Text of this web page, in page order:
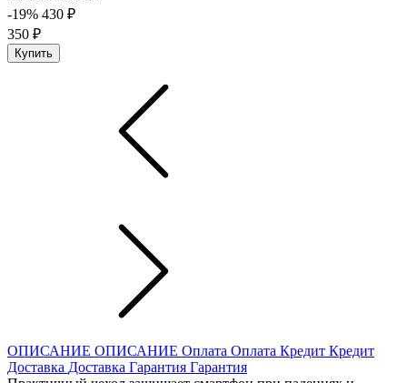
-19% 430 ₽
350 ₽
Купить
ОПИСАНИЕ ОПИСАНИЕ Оплата Оплата Кредит Кредит
Доставка Доставка Гарантия Гарантия